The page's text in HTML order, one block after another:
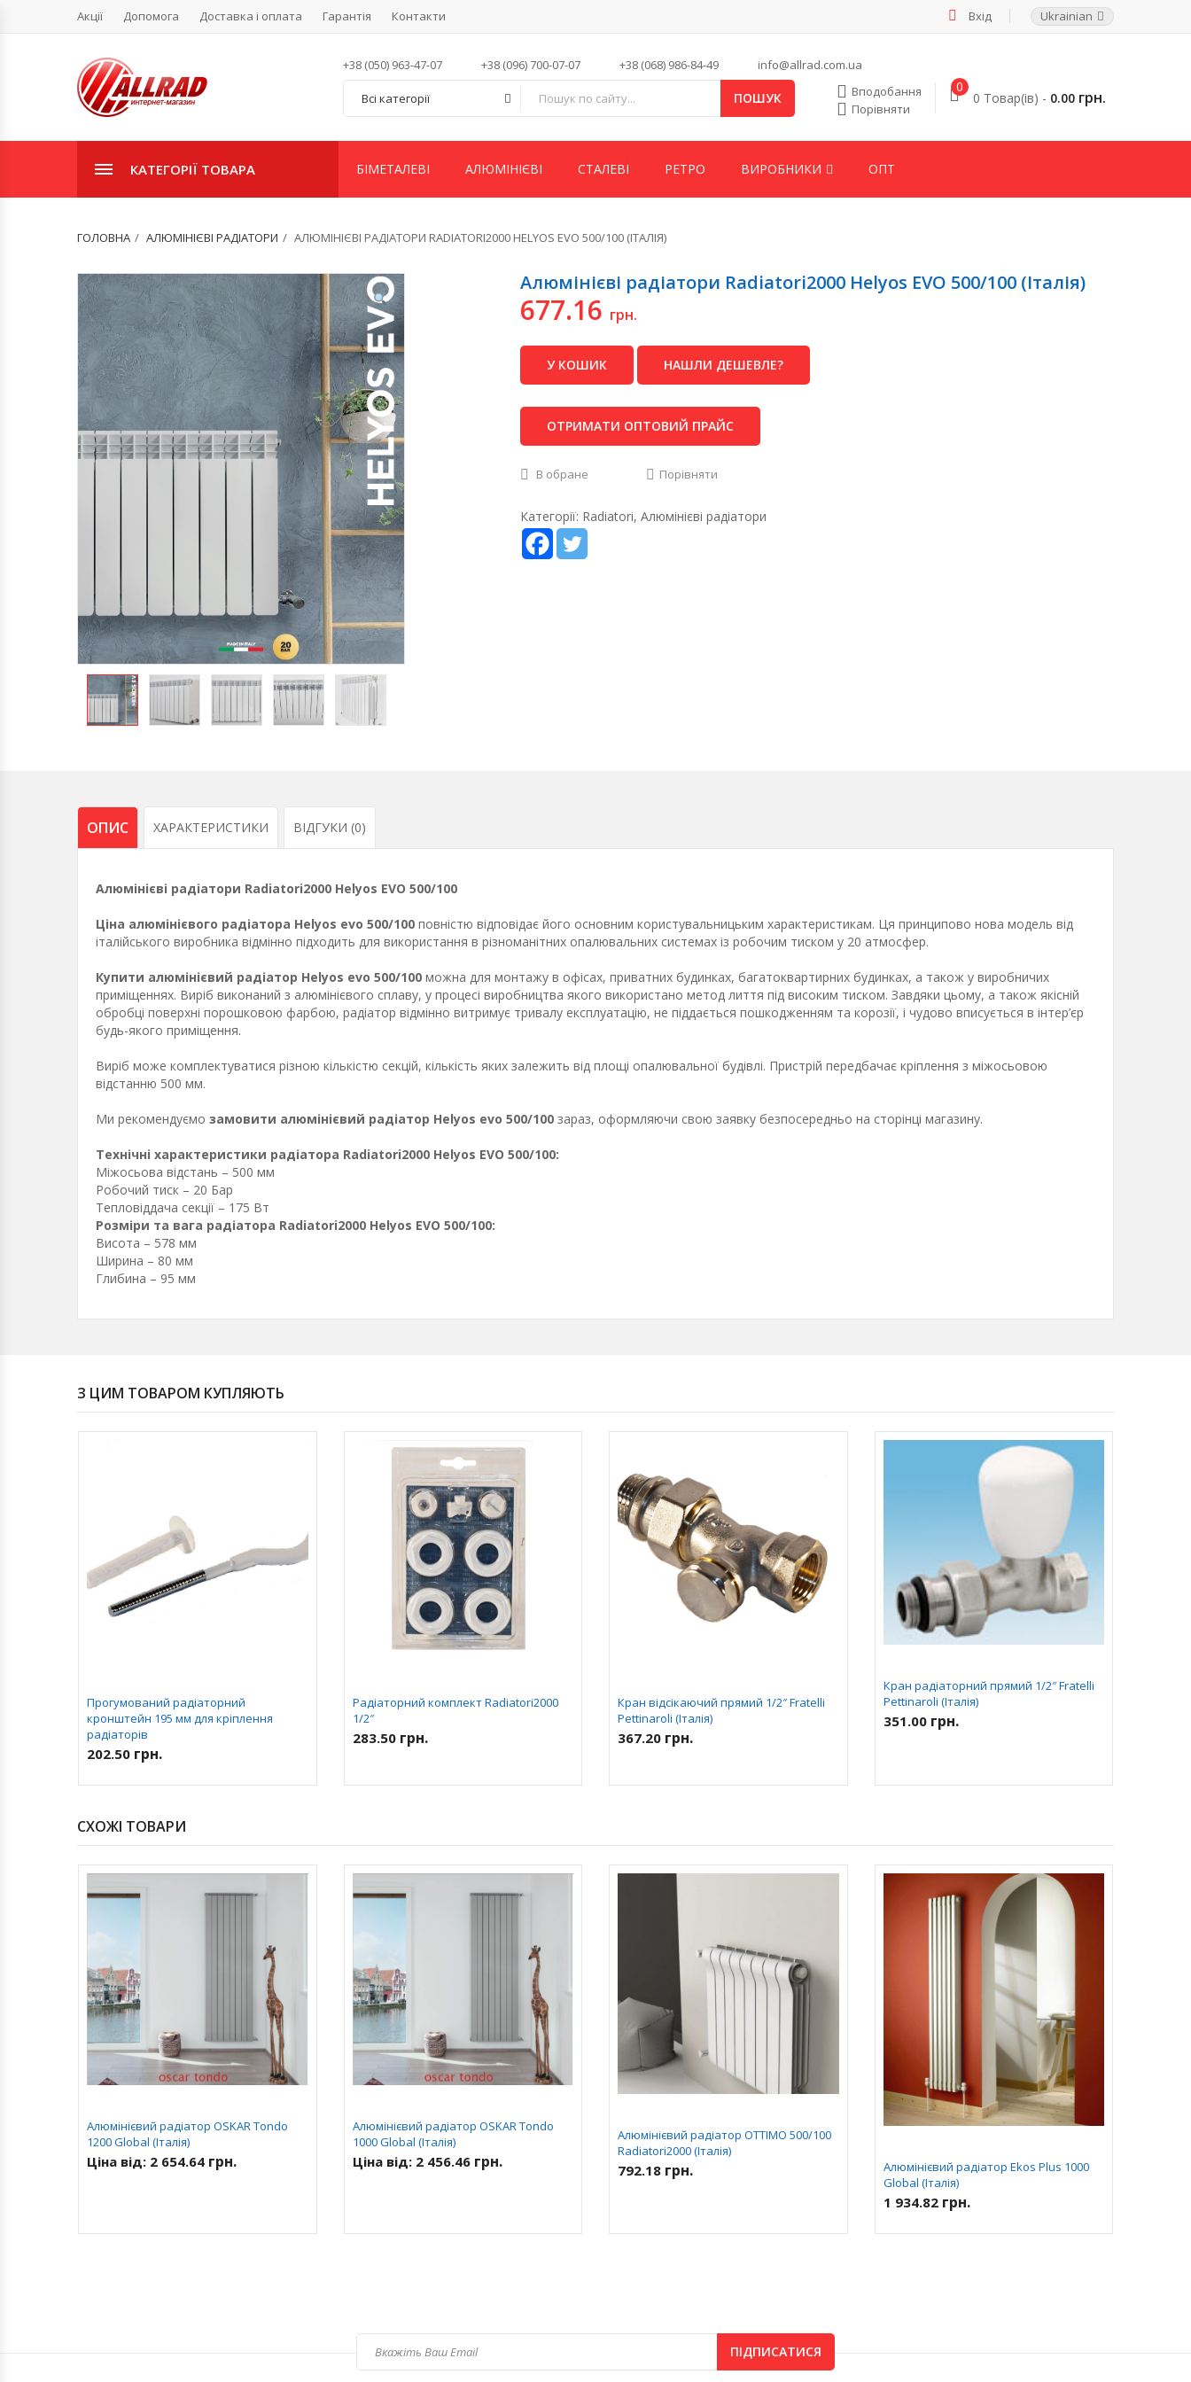
Акції Допомога Доставка і оплата Гарантія Контакти Вхід Ukrainian
+38 (050) 963-47-07 +38 (096) 700-07-07 +38 (068) 986-84-49 info@allrad.com.ua
Всі категорії ПОШУК
0
0 Товар(ів) - 0.00 грн.
Вподобання
Порівняти
КАТЕГОРІЇ ТОВАРА БІМЕТАЛЕВІ АЛЮМІНІЄВІ СТАЛЕВІ РЕТРО ВИРОБНИКИ ОПТ
ГОЛОВНА АЛЮМІНІЄВІ РАДІАТОРИ АЛЮМІНІЄВІ РАДІАТОРИ RADIATORI2000 HELYOS EVO 500/100 (ІТАЛІЯ)
Алюмінієві радіатори Radiatori2000 Helyos EVO 500/100 (Італія)
677.16 грн.
У КОШИК НАШЛИ ДЕШЕВЛЕ?
ОТРИМАТИ ОПТОВИЙ ПРАЙС
В обране Порівняти
Категорії: Radiatori, Алюмінієві радіатори
ОПИС ХАРАКТЕРИСТИКИ ВІДГУКИ (0)
Алюмінієві радіатори Radiatori2000 Helyos EVO 500/100
Ціна алюмінієвого радіатора Helyos evo 500/100 повністю відповідає його основним користувальницьким характеристикам. Ця принципово нова модель від
італійського виробника відмінно підходить для використання в різноманітних опалювальних системах із робочим тиском у 20 атмосфер.
Купити алюмінієвий радіатор Helyos evo 500/100 можна для монтажу в офісах, приватних будинках, багатоквартирних будинках, а також у виробничих
приміщеннях. Виріб виконаний з алюмінієвого сплаву, у процесі виробництва якого використано метод лиття під високим тиском. Завдяки цьому, а також якісній
обробці поверхні порошковою фарбою, радіатор відмінно витримує тривалу експлуатацію, не піддається пошкодженням та корозії, і чудово вписується в інтер’єр
будь-якого приміщення.
Виріб може комплектуватися різною кількістю секцій, кількість яких залежить від площі опалювальної будівлі. Пристрій передбачає кріплення з міжосьовою
відстанню 500 мм.
Ми рекомендуємо замовити алюмінієвий радіатор Helyos evo 500/100 зараз, оформляючи свою заявку безпосередньо на сторінці магазину.
Технічні характеристики радіатора Radiatori2000 Helyos EVO 500/100:
Міжосьова відстань – 500 мм
Робочий тиск – 20 Бар
Тепловіддача секції – 175 Вт
Розміри та вага радіатора Radiatori2000 Helyos EVO 500/100:
Висота – 578 мм
Ширина – 80 мм
Глибина – 95 мм
З ЦИМ ТОВАРОМ КУПЛЯЮТЬ
Прогумований радіаторний
кронштейн 195 мм для кріплення
радіаторів
202.50 грн.
Радіаторний комплект Radiatori2000
1/2″
283.50 грн.
Кран відсікаючий прямий 1/2″ Fratelli
Pettinaroli (Італія)
367.20 грн.
Кран радіаторний прямий 1/2″ Fratelli
Pettinaroli (Італія)
351.00 грн.
СХОЖІ ТОВАРИ
Алюмінієвий радіатор OSKAR Tondo
1200 Global (Італія)
Ціна від: 2 654.64 грн.
Алюмінієвий радіатор OSKAR Tondo
1000 Global (Італія)
Ціна від: 2 456.46 грн.
Алюмінієвий радіатор OTTIMO 500/100
Radiatori2000 (Італія)
792.18 грн.
Алюмінієвий радіатор Ekos Plus 1000
Global (Італія)
1 934.82 грн.
ПІДПИСАТИСЯ